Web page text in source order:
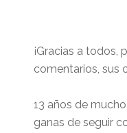
¡Gracias a todos,
comentarios, sus
13 años de
ganas de seguir